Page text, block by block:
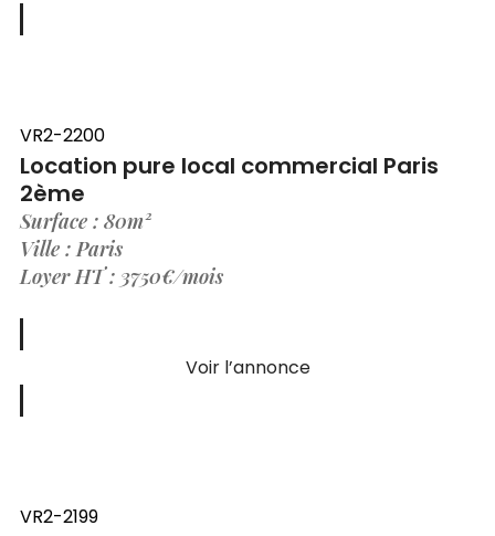
VR2-2200
Location pure local commercial Paris
2ème
Surface : 80m²
Ville : Paris
Loyer HT : 3750€/mois
Voir l’annonce
VR2-2199